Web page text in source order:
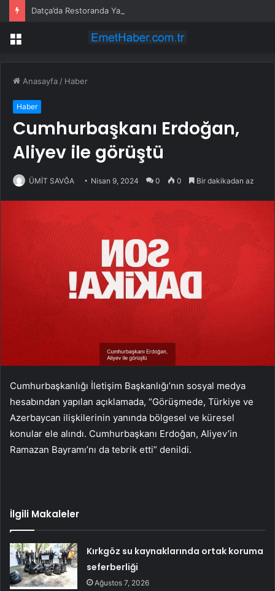
Datça’da Restoranda Yangın
Menü
Anasayfa / Haber
Haber
Cumhurbaşkanı Erdoğan,
Aliyev ile görüştü
ÜMİT SAVĞA Nisan 9, 2024 0 0 Bir dakikadan az
Cumhurbaşkanlığı İletişim Başkanlığı’nın sosyal medya
hesabından yapılan açıklamada, “Görüşmede, Türkiye ve
Azerbaycan ilişkilerinin yanında bölgesel ve küresel
konular ele alındı. Cumhurbaşkanı Erdoğan, Aliyev’in
Ramazan Bayramı’nı da tebrik etti” denildi.
İlgili Makaleler
Kırkgöz su kaynaklarında ortak koruma
seferberliği
Ağustos 7, 2026